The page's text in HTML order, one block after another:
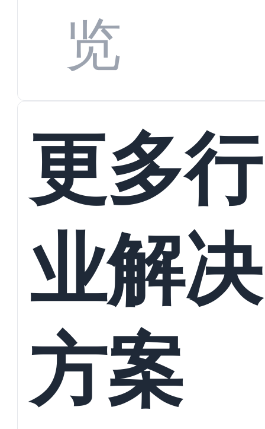
览
更多行
业解决
方案